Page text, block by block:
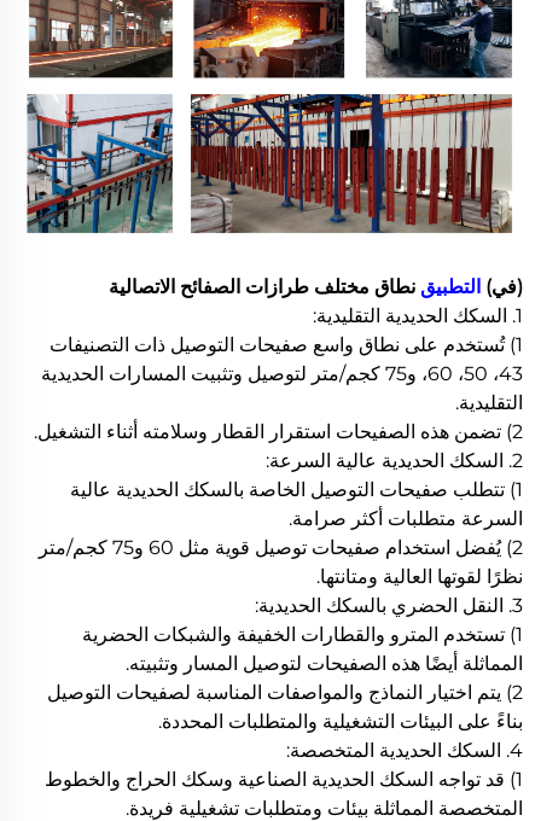
(في) التطبيق نطاق مختلف طرازات الصفائح الاتصالية
1. السكك الحديدية التقليدية:
1) تُستخدم على نطاق واسع صفيحات التوصيل ذات التصنيفات
43، 50، 60، و75 كجم/متر لتوصيل وتثبيت المسارات الحديدية
التقليدية.
2) تضمن هذه الصفيحات استقرار القطار وسلامته أثناء التشغيل.
2. السكك الحديدية عالية السرعة:
1) تتطلب صفيحات التوصيل الخاصة بالسكك الحديدية عالية
السرعة متطلبات أكثر صرامة.
2) يُفضل استخدام صفيحات توصيل قوية مثل 60 و75 كجم/متر
نظرًا لقوتها العالية ومتانتها.
3. النقل الحضري بالسكك الحديدية:
1) تستخدم المترو والقطارات الخفيفة والشبكات الحضرية
المماثلة أيضًا هذه الصفيحات لتوصيل المسار وتثبيته.
2) يتم اختيار النماذج والمواصفات المناسبة لصفيحات التوصيل
بناءً على البيئات التشغيلية والمتطلبات المحددة.
4. السكك الحديدية المتخصصة:
1) قد تواجه السكك الحديدية الصناعية وسكك الحراج والخطوط
المتخصصة المماثلة بيئات ومتطلبات تشغيلية فريدة.